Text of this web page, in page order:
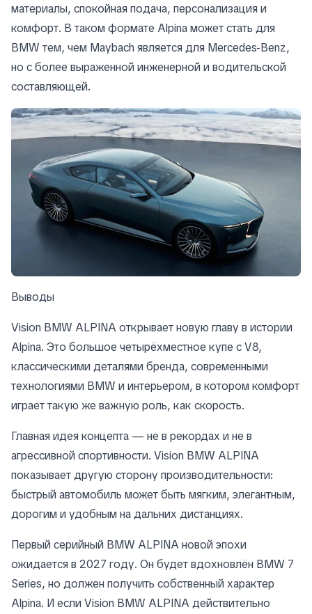
материалы, спокойная подача, персонализация и
комфорт. В таком формате Alpina может стать для
BMW тем, чем Maybach является для Mercedes-Benz,
но с более выраженной инженерной и водительской
составляющей.
Выводы
Vision BMW ALPINA открывает новую главу в истории
Alpina. Это большое четырёхместное купе с V8,
классическими деталями бренда, современными
технологиями BMW и интерьером, в котором комфорт
играет такую же важную роль, как скорость.
Главная идея концепта — не в рекордах и не в
агрессивной спортивности. Vision BMW ALPINA
показывает другую сторону производительности:
быстрый автомобиль может быть мягким, элегантным,
дорогим и удобным на дальних дистанциях.
Первый серийный BMW ALPINA новой эпохи
ожидается в 2027 году. Он будет вдохновлён BMW 7
Series, но должен получить собственный характер
Alpina. И если Vision BMW ALPINA действительно